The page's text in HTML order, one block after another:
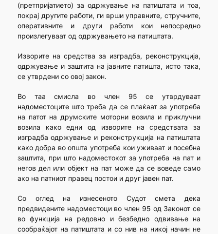
(претпријатието) за одржување на патиштата и тоа,
покрај другите работи, ги врши управните, стручните,
оперативните и други работи кои непосредно
произлегуваат од одржувањето на патиштата.
Изворите на средства за изградба, реконструкција,
одржување и заштита на јавните патишта, исто така,
се утврдени со овој закон.
Во таа смисла во член 95 се утврдуваат
надоместоците што треба да се плаќаат за употреба
на патот на друмските моторни возила и приклучни
возила како едни од изворите на средствата за
изградба одржување и реконструкција на патиштата
како добра во општа употреба кои уживаат и посебна
заштита, при што надоместокот за употреба на пат и
негов дел или објект на пат може да се воведе само
ако на патниот правец постои и друг јавен пат.
Со оглед на изнесеното Судот смета дека
предвидените надоместоци во член 95 од Законот се
во функција на редовно и безбедно одвивање на
сообраќајот на патиштата и со нив на никој начин не